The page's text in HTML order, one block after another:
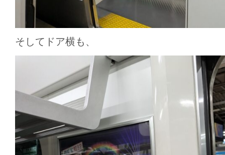
そしてドア横も、